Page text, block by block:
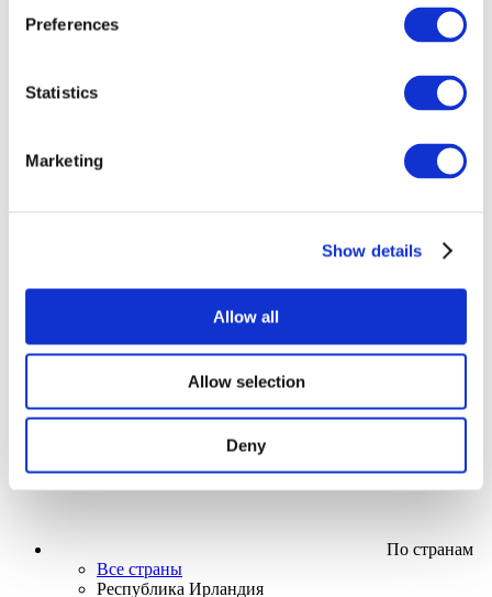
Preferences
Statistics
Marketing
Show details
Allow all
Allow selection
Deny
Творческий вечер
Наше спецпредложение
Применить
По странам
Все страны
Республика Ирландия